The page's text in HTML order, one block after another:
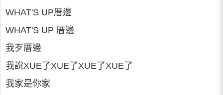
WHAT'S UP厝邊
WHAT'S UP 厝邊
我歹厝邊
我說XUE了XUE了XUE了XUE了
我家是你家